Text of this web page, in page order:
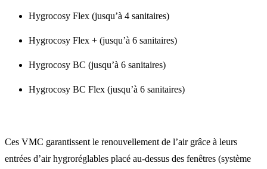
Hygrocosy Flex (jusqu’à 4 sanitaires)
Hygrocosy Flex + (jusqu’à 6 sanitaires)
Hygrocosy BC (jusqu’à 6 sanitaires)
Hygrocosy BC Flex (jusqu’à 6 sanitaires)
Ces VMC garantissent le renouvellement de l’air grâce à leurs
entrées d’air hygroréglables placé au-dessus des fenêtres (système